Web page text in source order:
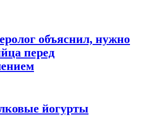
объяснил, нужно
перед
йогурты